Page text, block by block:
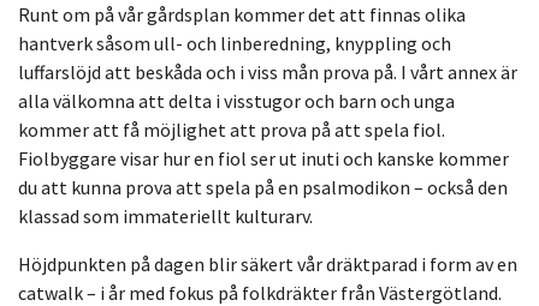
Runt om på vår gårdsplan kommer det att finnas olika
hantverk såsom ull- och linberedning, knyppling och
luffarslöjd att beskåda och i viss mån prova på. I vårt annex är
alla välkomna att delta i visstugor och barn och unga
kommer att få möjlighet att prova på att spela fiol.
Fiolbyggare visar hur en fiol ser ut inuti och kanske kommer
du att kunna prova att spela på en psalmodikon – också den
klassad som immateriellt kulturarv.
Höjdpunkten på dagen blir säkert vår dräktparad i form av en
catwalk – i år med fokus på folkdräkter från Västergötland.